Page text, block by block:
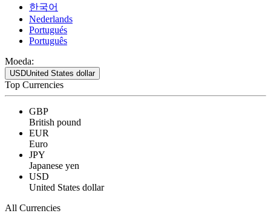
한국어
Nederlands
Portugués
Português
Moeda:
USDUnited States dollar
Top Currencies
GBP
British pound
EUR
Euro
JPY
Japanese yen
USD
United States dollar
All Currencies